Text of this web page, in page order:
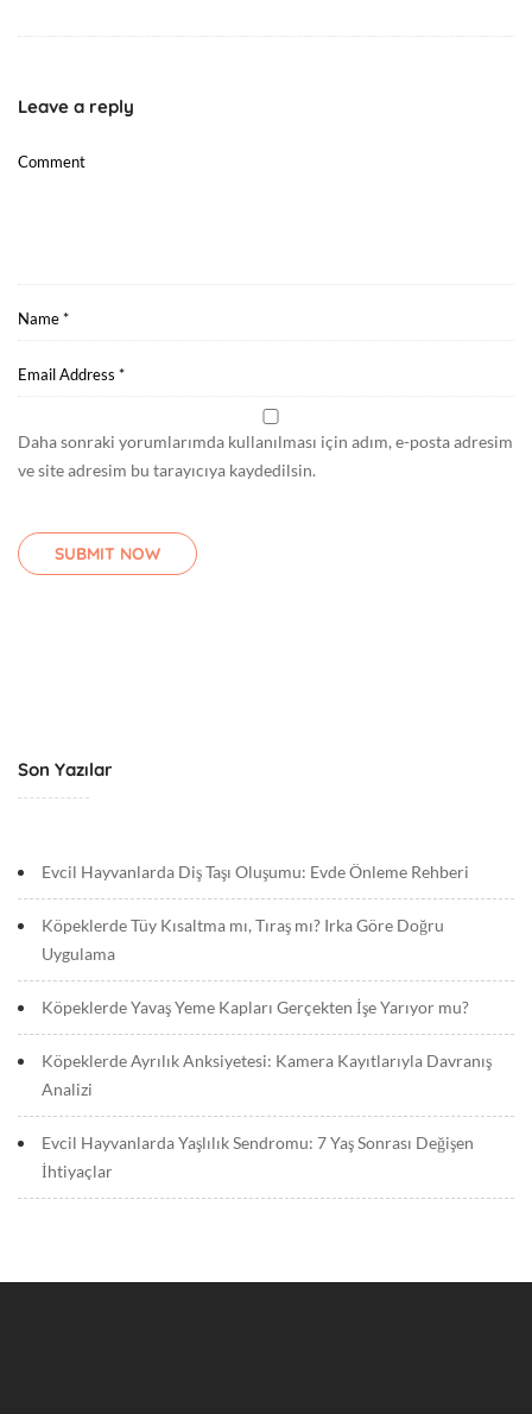
Leave a reply
Daha sonraki yorumlarımda kullanılması için adım, e-posta adresim
ve site adresim bu tarayıcıya kaydedilsin.
Son Yazılar
Evcil Hayvanlarda Diş Taşı Oluşumu: Evde Önleme Rehberi
Köpeklerde Tüy Kısaltma mı, Tıraş mı? Irka Göre Doğru
Uygulama
Köpeklerde Yavaş Yeme Kapları Gerçekten İşe Yarıyor mu?
Köpeklerde Ayrılık Anksiyetesi: Kamera Kayıtlarıyla Davranış
Analizi
Evcil Hayvanlarda Yaşlılık Sendromu: 7 Yaş Sonrası Değişen
İhtiyaçlar